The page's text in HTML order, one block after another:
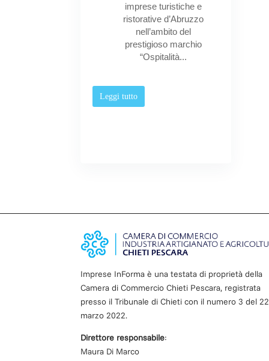
imprese turistiche e
ristorative d’Abruzzo
nell’ambito del
prestigioso marchio
“Ospitalità...
Leggi tutto
Imprese InForma è una testata di proprietà della
Camera di Commercio Chieti Pescara, registrata
presso il Tribunale di Chieti con il numero3 del 22
marzo 2022.
Direttore responsabile:
Maura Di Marco